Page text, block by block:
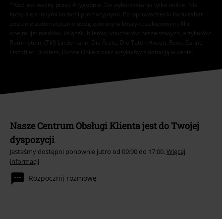
*Kod jest ważny przez 4 tygodnie. Do wykorzystania tylko online. NIe
łączy się z innymi kodami promocyjnymi. Po wprowadzeniu kodu rabat
zostanie automatycznie uwzględniony w koszyku zakupowym. Nie
obejmuje: mediów, książek, biletów, voucherów prezentowych, artykułów:
Rammstein, (Till) Lindemann, Die Ärzte, Die Toten Hosen, Feine Sahne
Fischfilet, Broilers, Böhse Onkelz oraz artykułów z donacją w cenie.
Nasze Centrum Obsługi Klienta jest do Twojej
dyspozycji
Jesteśmy dostępni ponownie jutro od 09:00 do 17:00. Więcej
informacji
Rozpocznij rozmowę